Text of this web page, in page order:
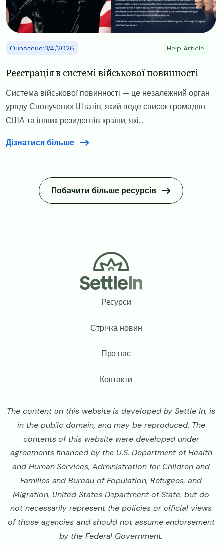
Оновлено:3/4/2026 Help Article
​​Реєстрація в системі військової повинності ​
Система військової повинності — це незалежний орган
уряду Сполучених Штатів, який веде список громадян
США та інших резидентів країни, які...
Дізнатися більше
Побачити більше ресурсів
Ресурси
Стрічка новин
Про нас
Контакти
The content on this website is developed by Settle In, is
in the public domain, and may be reproduced. The
contents of this website were developed under
agreements financed by the U.S. Department of Health
and Human Services, Administration for Children and
Families and Bureau of Population, Refugees, and
Migration, United States Department of State, but do
not necessarily represent the policies or official views
of those agencies and should not assume endorsement
by the Federal Government.